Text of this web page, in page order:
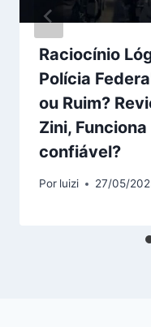
Raciocínio
Polícia
ou Ruim?
Zini,
confiável?
Por luizi 27/05/